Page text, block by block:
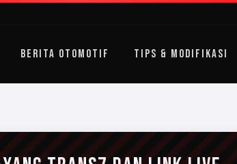
BERITA OTOMOTIF TIPS & MODIFIKASI